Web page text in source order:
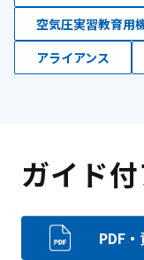
空気圧実習教育用
アライアンス
ガイド
PDF